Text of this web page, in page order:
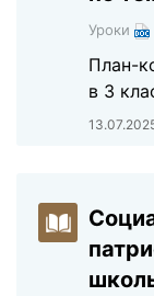
Уроки
План-
в 3